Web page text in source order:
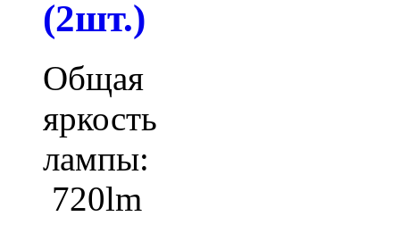
(2шт.)
Общая
яркость
лампы:
720lm